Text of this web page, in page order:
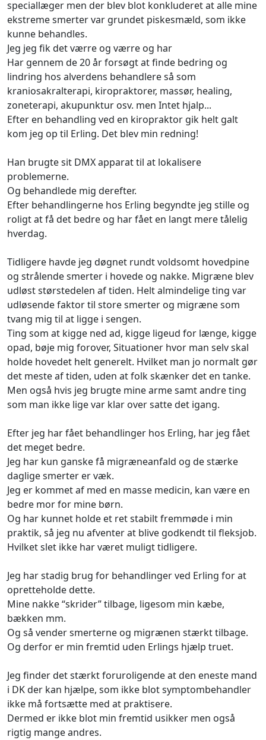
speciallæger men der blev blot konkluderet at alle mine
ekstreme smerter var grundet piskesmæld, som ikke
kunne behandles.
Jeg jeg fik det værre og værre og har
Har gennem de 20 år forsøgt at finde bedring og
lindring hos alverdens behandlere så som
kraniosakralterapi, kiropraktorer, massør, healing,
zoneterapi, akupunktur osv. men Intet hjalp...
Efter en behandling ved en kiropraktor gik helt galt
kom jeg op til Erling. Det blev min redning!
Han brugte sit DMX apparat til at lokalisere
problemerne.
Og behandlede mig derefter.
Efter behandlingerne hos Erling begyndte jeg stille og
roligt at få det bedre og har fået en langt mere tålelig
hverdag.
Tidligere havde jeg døgnet rundt voldsomt hovedpine
og strålende smerter i hovede og nakke. Migræne blev
udløst størstedelen af tiden. Helt almindelige ting var
udløsende faktor til store smerter og migræne som
tvang mig til at ligge i sengen.
Ting som at kigge ned ad, kigge ligeud for længe, kigge
opad, bøje mig forover, Situationer hvor man selv skal
holde hovedet helt generelt. Hvilket man jo normalt gør
det meste af tiden, uden at folk skænker det en tanke.
Men også hvis jeg brugte mine arme samt andre ting
som man ikke lige var klar over satte det igang.
Efter jeg har fået behandlinger hos Erling, har jeg fået
det meget bedre.
Jeg har kun ganske få migræneanfald og de stærke
daglige smerter er væk.
Jeg er kommet af med en masse medicin, kan være en
bedre mor for mine børn.
Og har kunnet holde et ret stabilt fremmøde i min
praktik, så jeg nu afventer at blive godkendt til fleksjob.
Hvilket slet ikke har været muligt tidligere.
Jeg har stadig brug for behandlinger ved Erling for at
opretteholde dette.
Mine nakke “skrider” tilbage, ligesom min kæbe,
bækken mm.
Og så vender smerterne og migrænen stærkt tilbage.
Og derfor er min fremtid uden Erlings hjælp truet.
Jeg finder det stærkt foruroligende at den eneste mand
i DK der kan hjælpe, som ikke blot symptombehandler
ikke må fortsætte med at praktisere.
Dermed er ikke blot min fremtid usikker men også
rigtig mange andres.